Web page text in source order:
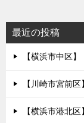
最近の投稿
【横浜市中区
【川崎市宮前
【横浜市港北